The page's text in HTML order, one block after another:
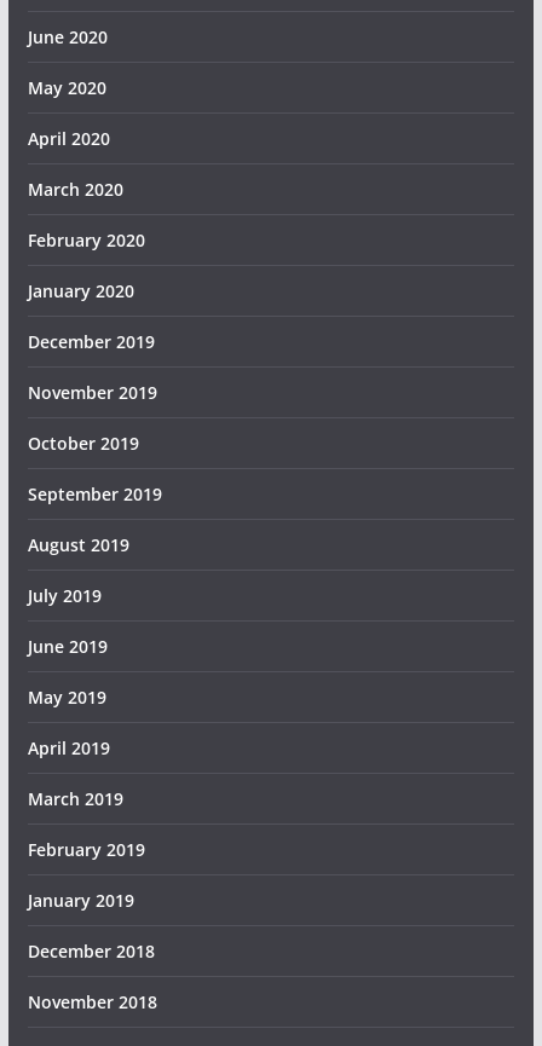
June 2020
May 2020
April 2020
March 2020
February 2020
January 2020
December 2019
November 2019
October 2019
September 2019
August 2019
July 2019
June 2019
May 2019
April 2019
March 2019
February 2019
January 2019
December 2018
November 2018